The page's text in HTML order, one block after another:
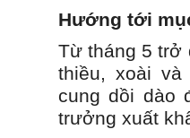
Hướng tới
Từ tháng 5 trở
thiều, xoài
cung dồi dào
trưởng xuất